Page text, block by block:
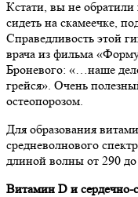
Кстати, вы не
сидеть на скамеечке,
Справедливость этой
врача из фильма
Броневого: «…наше
грейся». Очень
остеопорозом.
Для образования
средневолнового
длиной волны от 290
Витамин D и сердечно-